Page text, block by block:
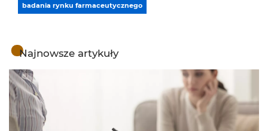
badania rynku farmaceutycznego
Najnowsze artykuły